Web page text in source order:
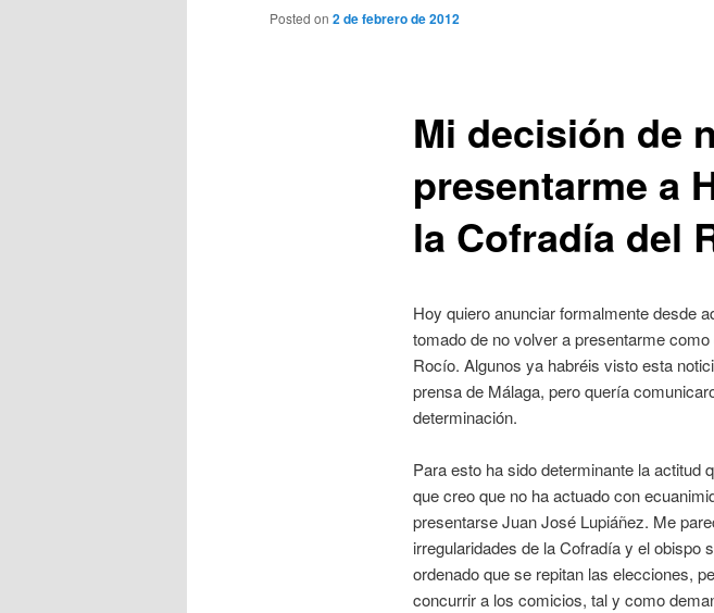
Mi decisión de
presentarme a
la Cofradía del
Posted on 2 de febrero de 2012
Hoy quiero anunciar formalmente desde
tomado de no volver a presentarme
Rocío. Algunos ya habréis visto esta
prensa de Málaga, pero quería
determinación.
Para esto ha sido determinante la actitud
que creo que no ha actuado con
presentarse Juan José Lupiáñez. Me
irregularidades de la Cofradía y el obispo
ordenado que se repitan las elecciones,
concurrir a los comicios, tal y como